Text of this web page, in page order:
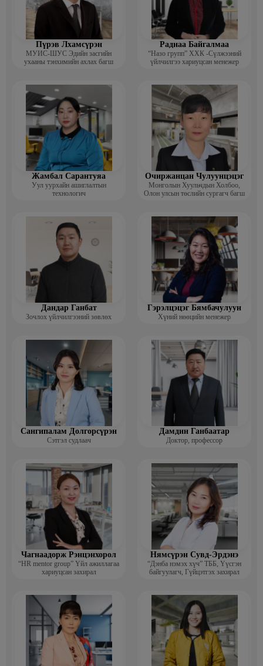
Пүрэв Лхамсүрэн
МУИС-ШУС Эдийн засгийн
ухааны тэнхимийн ахлах багш
Раднаа Байгалмаа
“Назо групп” ХХК -Сүлжээний
үйлчилгээ хариуцсан менежер
Жамбал Сарантуяа
Уул уурхайн ашиглалтын
технологич
Очиржанцан Чулуунцэцэг
Монголын Хуульчдын Холбоо,
Олон улсын төслийн сургагч багш
Дандар Ганбат
Зочлох үйлчилгээний зөвлөх
Гэрэлцэцэг Бямбачулуун
Хүний нөөцийн менежер
Сангипалам Долгорсүрэн
Сэтгэл судлаач
Дамдин Ганбаатар
Доктор, профессор
Чагнаадорж Рэнцэнхорол
“HR mentor group” Үйл ажиллагаа
хариуцсан захирал
Нямсүрэн Сувд-Эрдэнэ
“Дэнба нэмэх хүч” ТББ, Үүсгэн
байгуулагч, Гүйцэтгэх захирал